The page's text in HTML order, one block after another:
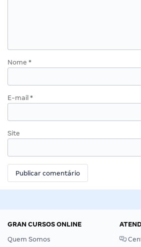
Nome *
E-mail *
Site
GRAN CURSOS ONLINE
Quem Somos